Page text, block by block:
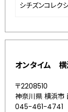
シチズンコレク
オンタイム 横
〒2208510
神奈川県 横浜市
045-461-4741